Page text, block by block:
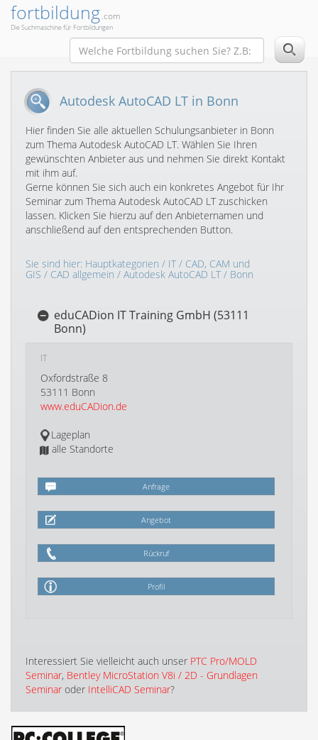
fortbildung.com
Die Suchmaschine für Fortbildungen
Autodesk AutoCAD LT in Bonn
Hier finden Sie alle aktuellen Schulungsanbieter in Bonn
zum Thema Autodesk AutoCAD LT. Wählen Sie Ihren
gewünschten Anbieter aus und nehmen Sie direkt Kontakt
mit ihm auf.
Gerne können Sie sich auch ein konkretes Angebot für Ihr
Seminar zum Thema Autodesk AutoCAD LT zuschicken
lassen. Klicken Sie hierzu auf den Anbieternamen und
anschließend auf den entsprechenden Button.
Sie sind hier: Hauptkategorien / IT/ CAD, CAM und
GIS / CAD allgemein / Autodesk AutoCAD LT/ Bonn
eduCADion IT Training GmbH (53111
Bonn)
IT
Oxfordstraße 8
53111 Bonn
www.eduCADion.de
Lageplan
alle Standorte
Anfrage
Angebot
Rückruf
Profil
Interessiert Sie vielleicht auch unser PTC Pro/MOLD
Seminar, Bentley MicroStation V8i / 2D - Grundlagen
Seminar oder IntelliCAD Seminar?